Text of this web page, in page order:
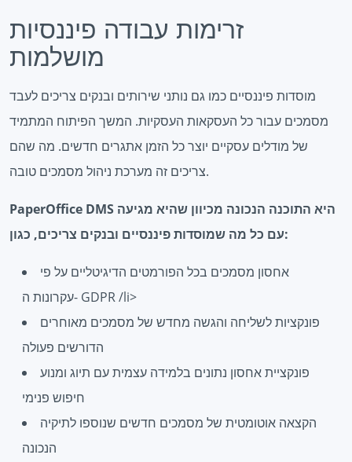
זרימות עבודה פיננסיות
מושלמות
מוסדות פיננסיים כמו גם נותני שירותים ובנקים צריכים לעבד
מסמכים עבור כל העסקאות העסקיות. המשך הפיתוח המתמיד
של מודלים עסקיים יוצר כל הזמן אתגרים חדשים. מה שהם
צריכים זה מערכת ניהול מסמכים טובה.
PaperOffice DMS היא התוכנה הנכונה מכיוון שהיא מגיעה
עם כל מה שמוסדות פיננסיים ובנקים צריכים, כגון:
אחסון מסמכים בכל הפורמטים הדיגיטליים על פי
עקרונות ה- GDPR /li>
פונקציות לשליחה והגשה מחדש של מסמכים מאוחרים
הדורשים פעולה
פונקציית אחסון נתונים בלמידה עצמית עם תיוג ומנוע
חיפוש פנימי
הקצאה אוטומטית של מסמכים חדשים שנוספו לתיקיה
הנכונה